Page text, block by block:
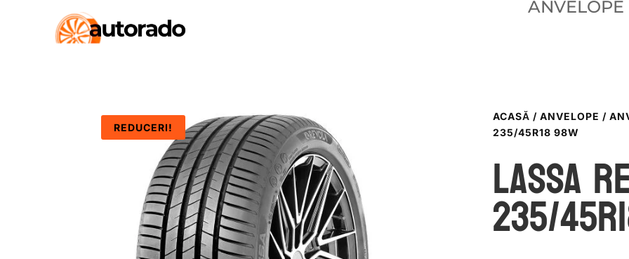
ANVELOPE
REDUCERI!
ACASĂ / ANVELOPE /
235/45R18 98W
LASSA
235/